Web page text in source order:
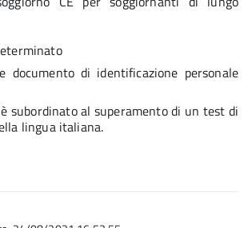
documento di identificazione personale
subordinato al superamento di un test di
lingua italiana.